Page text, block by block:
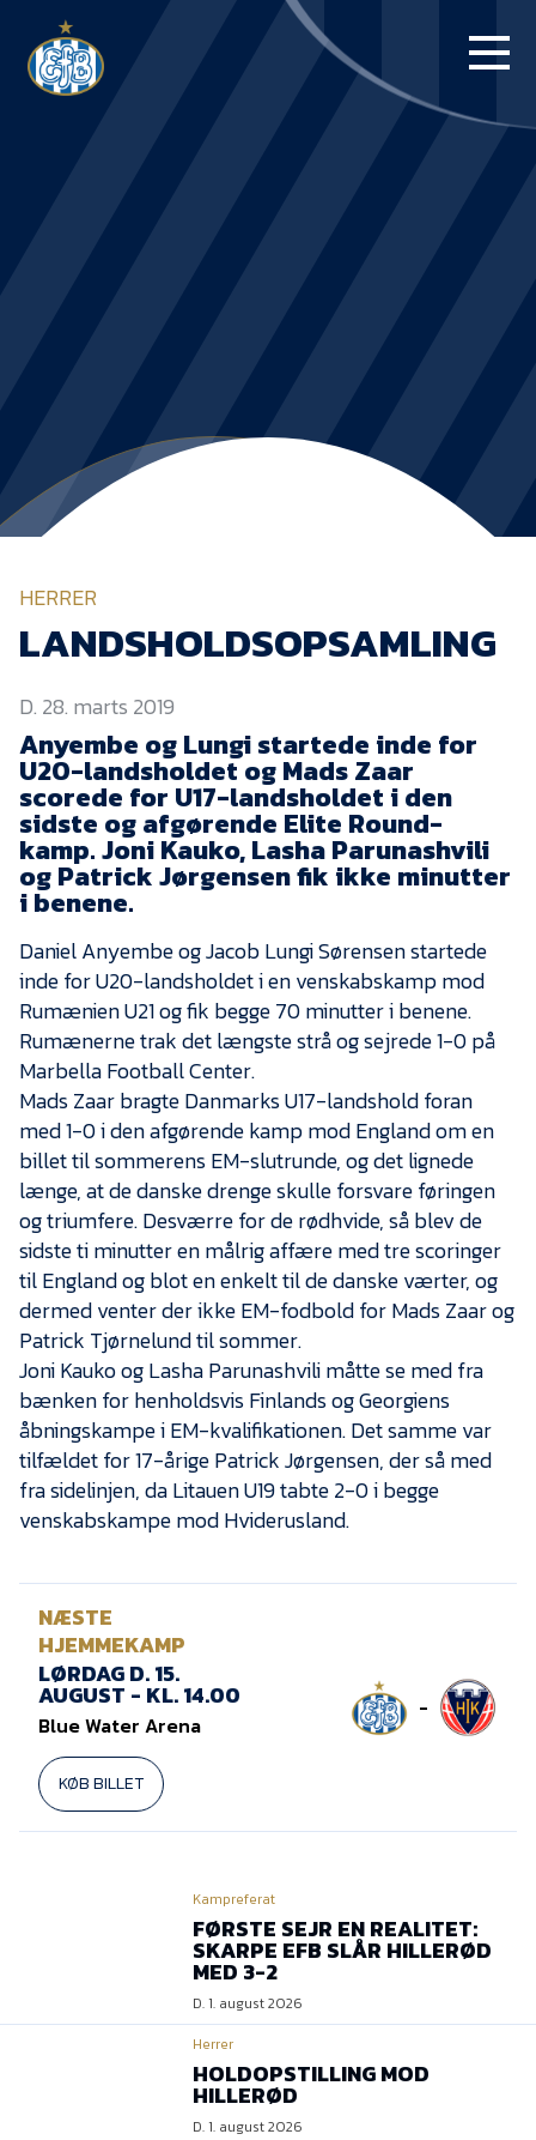
BLUE WATER
NYHEDER
Om Esbjerg fB
EfB Akademi
Sydvestjysk Fodbold
Samarbejde
Partnere
Aktionærinformation
Kontakt
Job i EfB
Presse
HERRER
LANDSHOLDSOPSAMLING
D. 28. marts 2019
Anyembe og Lungi startede inde for
U20-landsholdet og Mads Zaar
scorede for U17-landsholdet i den
sidste og afgørende Elite Round-
kamp. Joni Kauko, Lasha Parunashvili
og Patrick Jørgensen fik ikke minutter
i benene.
Daniel Anyembe og Jacob Lungi Sørensen startede
inde for U20-landsholdet i en venskabskamp mod
Rumænien U21 og fik begge 70 minutter i benene.
Rumænerne trak det længste strå og sejrede 1-0 på
Marbella Football Center.
Mads Zaar bragte Danmarks U17-landshold foran
med 1-0 i den afgørende kamp mod England om en
billet til sommerens EM-slutrunde, og det lignede
længe, at de danske drenge skulle forsvare føringen
og triumfere. Desværre for de rødhvide, så blev de
sidste ti minutter en målrig affære med tre scoringer
til England og blot en enkelt til de danske værter, og
dermed venter der ikke EM-fodbold for Mads Zaar og
Patrick Tjørnelund til sommer.
Joni Kauko og Lasha Parunashvili måtte se med fra
bænken for henholdsvis Finlands og Georgiens
åbningskampe i EM-kvalifikationen. Det samme var
tilfældet for 17-årige Patrick Jørgensen, der så med
fra sidelinjen, da Litauen U19 tabte 2-0 i begge
venskabskampe mod Hviderusland.
NÆSTE
HJEMMEKAMP
LØRDAG D. 15.
AUGUST - KL. 14.00
Blue Water Arena
KØB BILLET
-
Kampreferat
FØRSTE SEJR EN REALITET:
SKARPE EFB SLÅR HILLERØD
MED 3-2
D. 1. august 2026
Herrer
HOLDOPSTILLING MOD
HILLERØD
D. 1. august 2026